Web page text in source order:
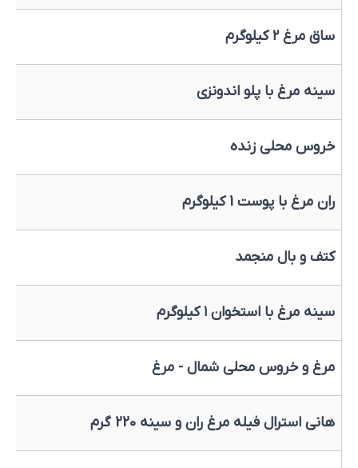
ساق مرغ ۲ کیلوگرم
سینه مرغ با پلو اندونزی
خروس محلی زنده
ران مرغ با پوست 1 کیلوگرم
کتف و بال منجمد
سینه مرغ با استخوان ۱ کیلوگرم
مرغ و خروس محلی شمال - مرغ
هانی استرال فیله مرغ ران و سینه 220 گرم